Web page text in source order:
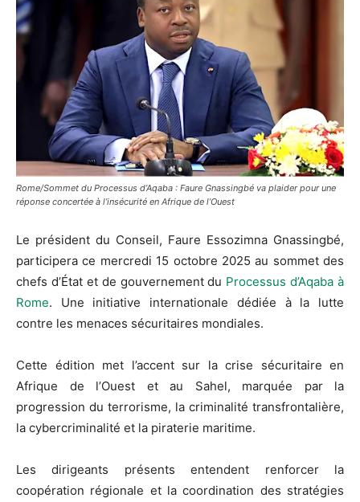
Rome/Sommet du Processus d’Aqaba : Faure Gnassingbé va plaider pour une
réponse concertée à l’insécurité en Afrique de l’Ouest
Le président du Conseil, Faure Essozimna Gnassingbé,
participera ce mercredi 15 octobre 2025 au sommet des
chefs d’État et de gouvernement du Processus d’Aqaba à
Rome. Une initiative internationale dédiée à la lutte
contre les menaces sécuritaires mondiales.
Cette édition met l’accent sur la crise sécuritaire en
Afrique de l’Ouest et au Sahel, marquée par la
progression du terrorisme, la criminalité transfrontalière,
la cybercriminalité et la piraterie maritime.
Les dirigeants présents entendent renforcer la
coopération régionale et la coordination des stratégies